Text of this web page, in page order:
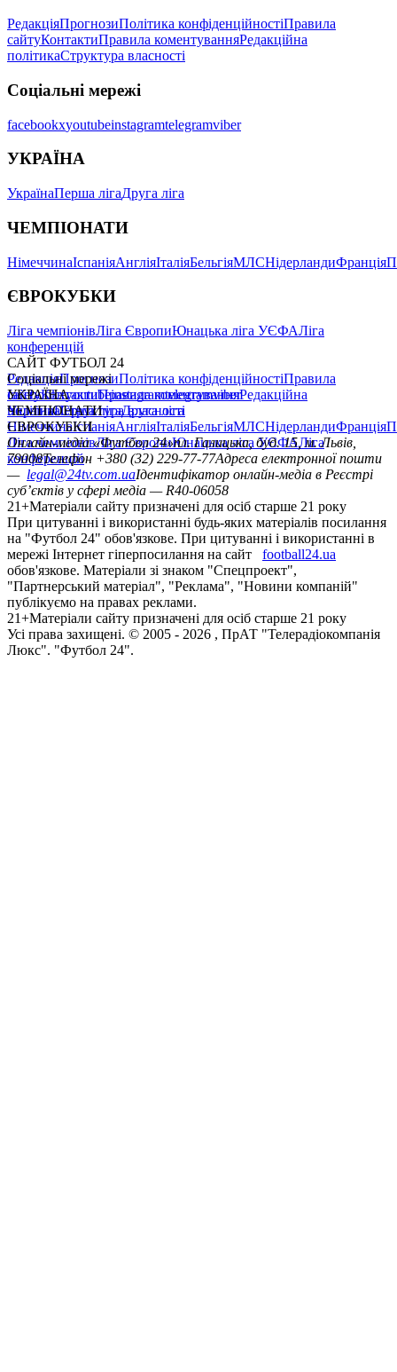
РедакціяПрогнозиПолітика конфіденційностіПравила
сайтуКонтактиПравила коментуванняРедакційна
політикаСтруктура власності
Соціальні мережі
facebookxyoutubeinstagramtelegramviber
УКРАЇНА
УкраїнаПерша лігаДруга ліга
ЧЕМПІОНАТИ
НімеччинаІспаніяАнгліяІталіяБельгіяМЛСНідерландиФранція
ЄВРОКУБКИ
Ліга чемпіонівЛіга ЄвропиЮнацька ліга УЄФАЛіга
конференцій
САЙТ ФУТБОЛ 24
РедакціяПрогнозиПолітика конфіденційностіПравила
сайтуКонтактиПравила коментуванняРедакційна
політикаСтруктура власності
Соціальні мережі
facebookxyoutubeinstagramtelegramviber
УКРАЇНА
УкраїнаПерша лігаДруга ліга
ЧЕМПІОНАТИ
НімеччинаІспаніяАнгліяІталіяБельгіяМЛСНідерландиФранція
ЄВРОКУБКИ
Ліга чемпіонівЛіга ЄвропиЮнацька ліга УЄФАЛіга
конференцій
Онлайн-медіа «Футбол 24»пл. Галицька, буд. 15, м. Львів,
79008Телефон +380 (32) 229-77-77Адреса електронної пошти
— legal@24tv.com.uaІдентифікатор онлайн-медіа в Реєстрі
суб’єктів у сфері медіа — R40-06058
21+Матеріали сайту призначені для осіб старше 21 року
При цитуванні і використанні будь-яких матеріалів посилання
на "Футбол 24" обов'язкове. При цитуванні і використанні в
мережі Інтернет гіперпосилання на сайт
football24.ua
обов'язкове. Матеріали зі знаком "Спецпроект",
"Партнерський матеріал", "Реклама", "Новини компаній"
публікуємо на правах реклами.
21+Матеріали сайту призначені для осіб старше 21 року
Усi права захищенi. © 2005 - 2026 , ПрАТ "Телерадіокомпанія
Люкс". "Футбол 24".